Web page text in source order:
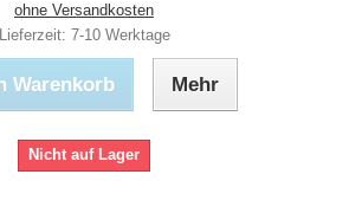
ohne Versandkosten
Lieferzeit: 7-10 Werktage
Warenkorb Mehr
Nicht auf Lager